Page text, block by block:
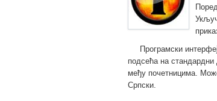
Програмски
подсећа на стандардни
међу почетницима.
Српски.